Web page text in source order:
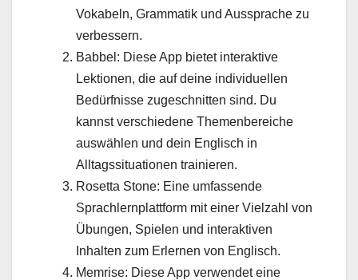
Vokabeln, Grammatik und Aussprache zu
verbessern.
Babbel: Diese App bietet interaktive
Lektionen, die auf deine individuellen
Bedürfnisse zugeschnitten sind. Du
kannst verschiedene Themenbereiche
auswählen und dein Englisch in
Alltagssituationen trainieren.
Rosetta Stone: Eine umfassende
Sprachlernplattform mit einer Vielzahl von
Übungen, Spielen und interaktiven
Inhalten zum Erlernen von Englisch.
Memrise: Diese App verwendet eine